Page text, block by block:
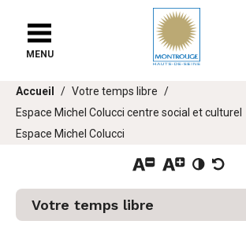
chat
MENU
Vous
êtes
Accueil
Votre temps libre
Espace Michel Colucci centre social et culturel
Espace Michel Colucci
Votre temps libre